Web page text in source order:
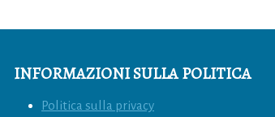
vi
di
INFORMAZIONI SULLA POLITICA
Politica sulla privacy